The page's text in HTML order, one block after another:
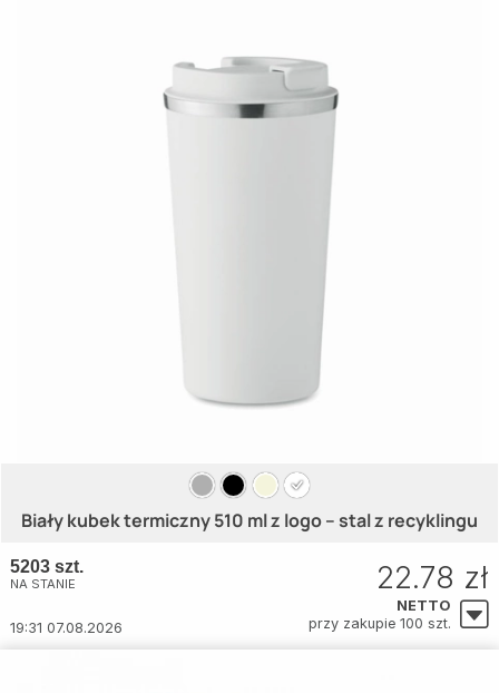
Biały kubek termiczny 510 ml z logo – stal z recyklingu
5203 szt.
NA STANIE
19:31 07.08.2026
22.78 zł
NETTO
przy zakupie 100 szt.